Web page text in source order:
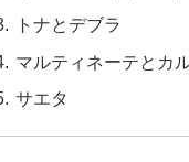
トナとデブラ
マルティネーテとカ
サエタ